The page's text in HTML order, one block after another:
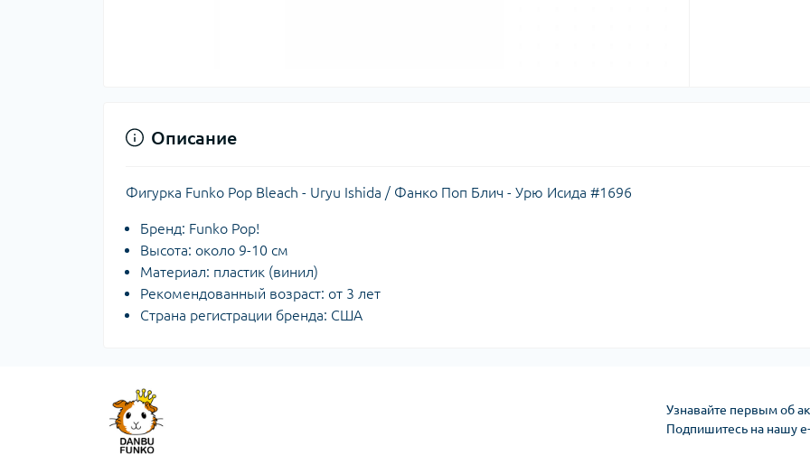
Описание
Фигурка Funko Pop Bleach - Uryu Ishida / Фанко Поп Блич - Урю Исида #1696
Бренд: Funko Pop!
Высота: около 9-10 см
Материал: пластик (винил)
Рекомендованный возраст: от 3 лет
Страна регистрации бренда: США
Узнавайте первым об
Подпишитесь на нашу